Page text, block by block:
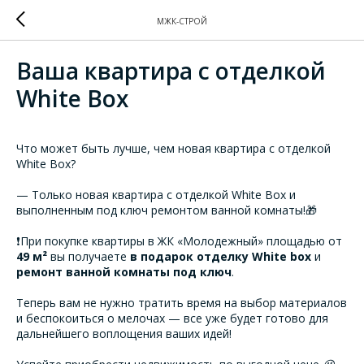
МЖК-СТРОЙ
Ваша квартира с отделкой
White Box
Что может быть лучше, чем новая квартира с отделкой
White Box?
— Только новая квартира с отделкой White Box и
выполненным под ключ ремонтом ванной комнаты!🎁
❗️При покупке квартиры в ЖК «Молодежный» площадью от
49 м² вы получаете в подарок отделку White box и
ремонт ванной комнаты под ключ.
Теперь вам не нужно тратить время на выбор материалов
и беспокоиться о мелочах — все уже будет готово для
дальнейшего воплощения ваших идей!